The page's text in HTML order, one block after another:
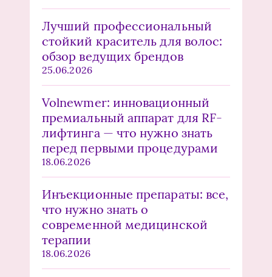
Лучший профессиональный
стойкий краситель для волос:
обзор ведущих брендов
25.06.2026
Volnewmer: инновационный
премиальный аппарат для RF-
лифтинга — что нужно знать
перед первыми процедурами
18.06.2026
Инъекционные препараты: все,
что нужно знать о
современной медицинской
терапии
18.06.2026